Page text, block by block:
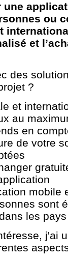
une
ou
et
des
?
et
au
en
de votre
mobile
sont
les
j'ai